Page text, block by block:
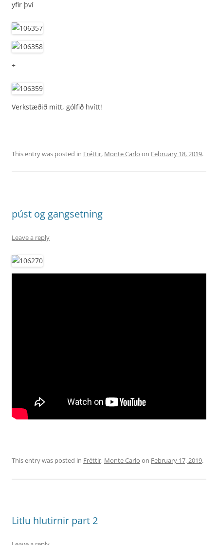
yfir því
+
Verkstæðið mitt, gólfið hvítt!
This entry was posted in Fréttir, Monte Carlo on February 18, 2019.
púst og gangsetning
Leave a reply
This entry was posted in Fréttir, Monte Carlo on February 17, 2019.
Litlu hlutirnir part 2